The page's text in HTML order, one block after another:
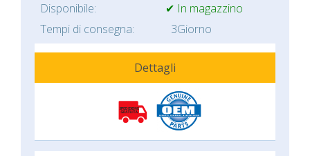
Disponibile:
✔ In magazzino
Tempi di consegna:
3Giorno
Dettagli